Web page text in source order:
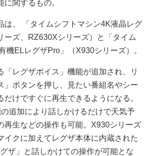
関するもの。
、 「タイムシフトマシン4K液晶レグ
ーズ、RZ630Xシリーズ）と「タイム
機ELレグザPro」（X930シリーズ）。
レグザボイス」機能が追加され、リ
」ボタンを押し、見たい番組名やシー
だけですぐに再生できるようになる。
追加により話しかけるだけで天気予
再生などの操作も可能。X930シリーズ
イクに加えてレグザ本体に内蔵された
ザ」と話しかけての操作が可能とな